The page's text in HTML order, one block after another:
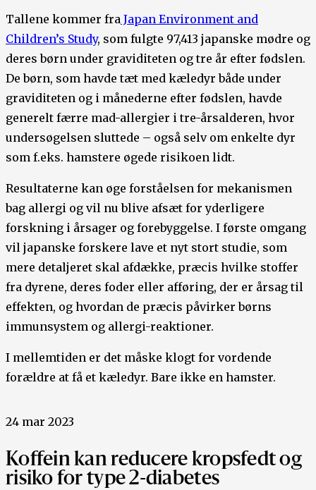
Tallene kommer fra Japan Environment and
Children’s Study, som fulgte 97,413 japanske mødre og
deres børn under graviditeten og tre år efter fødslen.
De børn, som havde tæt med kæledyr både under
graviditeten og i månederne efter fødslen, havde
generelt færre mad-allergier i tre-årsalderen, hvor
undersøgelsen sluttede – også selv om enkelte dyr
som f.eks. hamstere øgede risikoen lidt.
Resultaterne kan øge forståelsen for mekanismen
bag allergi og vil nu blive afsæt for yderligere
forskning i årsager og forebyggelse. I første omgang
vil japanske forskere lave et nyt stort studie, som
mere detaljeret skal afdække, præcis hvilke stoffer
fra dyrene, deres foder eller afføring, der er årsag til
effekten, og hvordan de præcis påvirker børns
immunsystem og allergi-reaktioner.
I mellemtiden er det måske klogt for vordende
forældre at få et kæledyr. Bare ikke en hamster.
24 mar 2023
Koffein kan reducere kropsfedt og
risiko for type 2-diabetes